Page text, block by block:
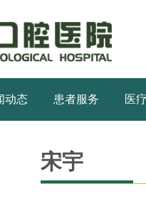
动态 患者服务 医
宋宇